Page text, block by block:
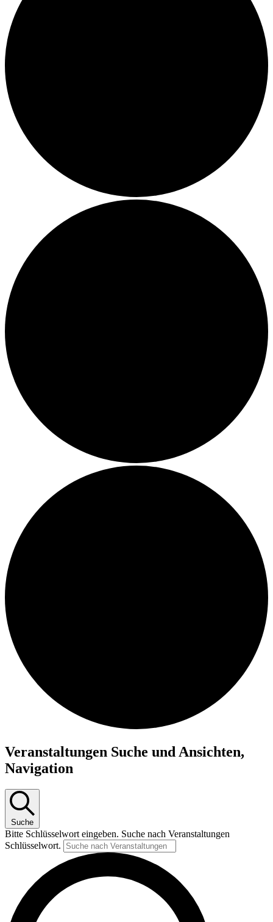
Veranstaltungen
Veranstaltungen Suche und Ansichten,
Navigation
Suche
Bitte Schlüsselwort eingeben. Suche nach Veranstaltungen
Schlüsselwort.